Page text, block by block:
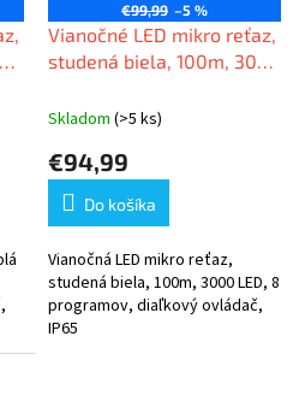
€99,99 –5 %
Vianočné LED mikro reťaz,
studená biela, 100m, 3000
Skladom (>5 ks)
€94,99
Do košíka
Vianočná LED mikro reťaz,
studená biela, 100m, 3000 LED, 8
programov, diaľkový ovládač,
IP65